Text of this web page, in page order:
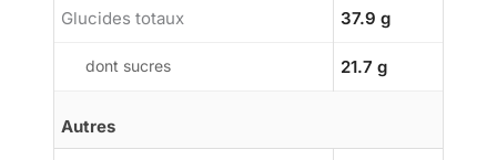
Glucides totaux 37.9 g
dont sucres 21.7 g
Autres